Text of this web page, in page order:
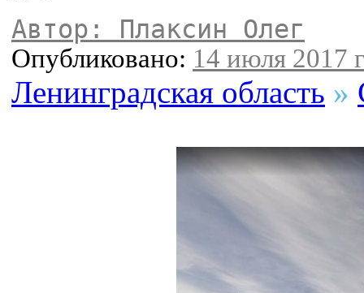
Автор: Плаксин Олег
Опубликовано: 14 июля 2017
Ленинградская область »